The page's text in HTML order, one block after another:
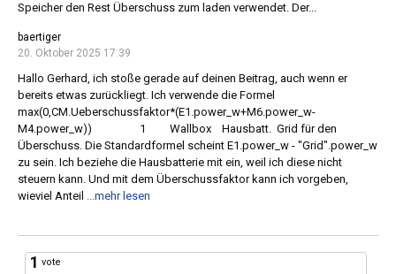
Speicher den Rest Überschuss zum laden verwendet. Der...
baertiger
20. Oktober 2025 17:39
Hallo Gerhard, ich stoße gerade auf deinen Beitrag, auch wenn er
bereits etwas zurückliegt. Ich verwende die Formel
max(0,CM.Ueberschussfaktor*(E1.power_w+M6.power_w-
M4.power_w)) 1 Wallbox Hausbatt. Grid für den
Überschuss. Die Standardformel scheint E1.power_w - "Grid".power_w
zu sein. Ich beziehe die Hausbatterie mit ein, weil ich diese nicht
steuern kann. Und mit dem Überschussfaktor kann ich vorgeben,
wieviel Anteil
...mehr lesen
1 vote